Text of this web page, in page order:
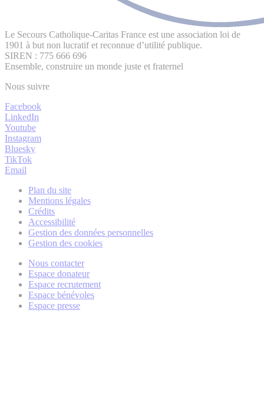
Le Secours Catholique-Caritas France est une association loi de
1901 à but non lucratif et reconnue d’utilité publique.
SIREN : 775 666 696
Ensemble, construire un monde juste et fraternel
Nous suivre
Facebook
LinkedIn
Youtube
Instagram
Bluesky
TikTok
Email
Plan du site
Mentions légales
Crédits
Accessibilité
Gestion des données personnelles
Gestion des cookies
Nous contacter
Espace donateur
Espace recrutement
Espace bénévoles
Espace presse